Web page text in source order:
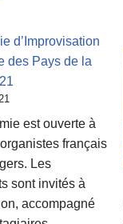
d’Improvisation
des Pays de la
est ouverte à
français
Les
sont invités à
accompagné